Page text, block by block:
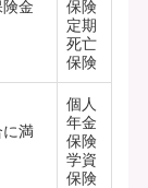
金
保険
定期
死亡
保険
満
個人
年金
保険
学資
保険